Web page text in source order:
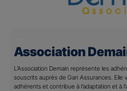
Association
L’Association Demain représente les
souscrits auprès de Gan Assurances. Elle
adhérents et contribue à l’adaptation et à